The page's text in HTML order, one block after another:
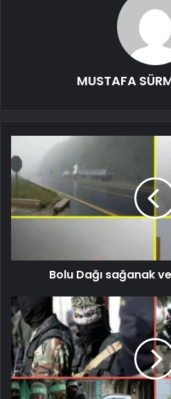
MUSTAFA
Bolu Dağı sağanak